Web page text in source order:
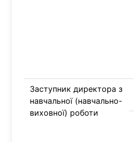
Заступник директора з
навчальної (навчально-
виховної) роботи